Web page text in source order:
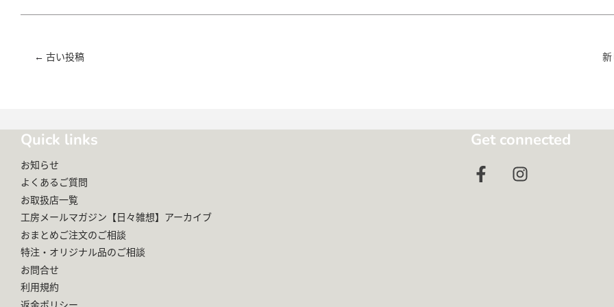
← 古い投稿 新
Quick links
お知らせ
よくあるご質問
お取扱店一覧
工房メールマガジン【日々雑想】アーカイブ
おまとめご注文のご相談
特注・オリジナル品のご相談
お問合せ
利用規約
Get connected